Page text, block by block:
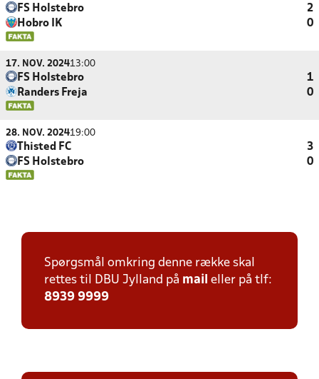
FS Holstebro
2
Hobro IK
0
17. NOV. 202413:00
FS Holstebro
1
Randers Freja
0
28. NOV. 202419:00
Thisted FC
3
FS Holstebro
0
Spørgsmål omkring denne række skal
rettes til DBU Jylland på mail eller på tlf:
8939 9999